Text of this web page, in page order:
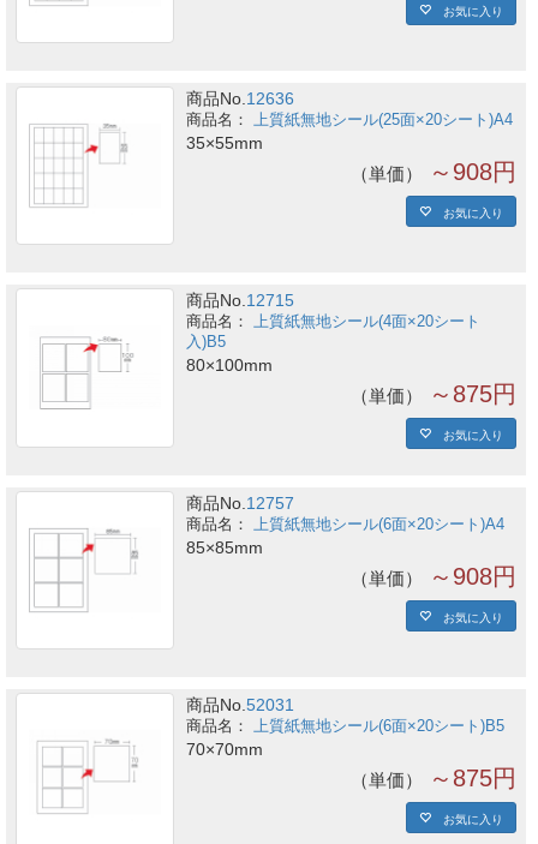
お気に入り
商品No. 12636
上質紙無地シール(25面×20シート)A4
35×55mm
単価 ～908円
お気に入り
商品No.12715
上質紙無地シール(4面×20シート
入)B5
80×100mm
単価 ～875円
お気に入り
商品No. 12757
上質紙無地シール(6面×20シート)A4
85×85mm
単価 ～908円
お気に入り
商品No.52031
上質紙無地シール(6面×20シート)B5
70×70mm
単価 ～875円
お気に入り